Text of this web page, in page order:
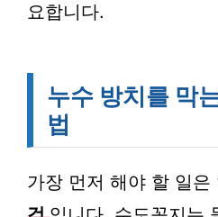
요합니다.
누수 방치를 막
법
가장 먼저 해야 할 일은